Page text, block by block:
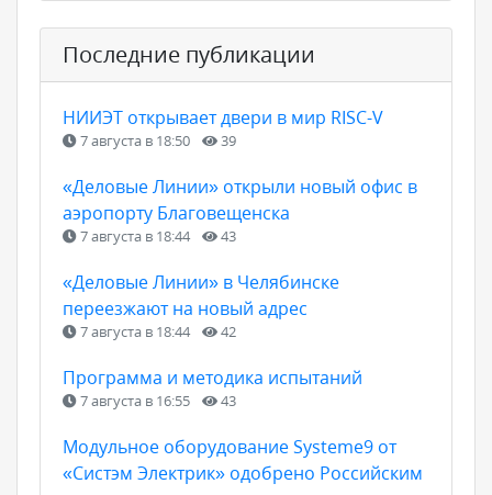
Последние публикации
НИИЭТ открывает двери в мир RISC-V
7 августа в 18:50 39
«Деловые Линии» открыли новый офис в
аэропорту Благовещенска
7 августа в 18:44 43
«Деловые Линии» в Челябинске
переезжают на новый адрес
7 августа в 18:44 42
Программа и методика испытаний
7 августа в 16:55 43
Модульное оборудование Systeme9 от
«Систэм Электрик» одобрено Российским